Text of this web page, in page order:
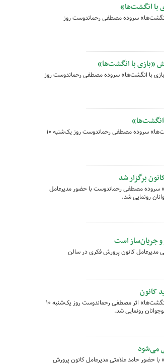
با انگشت‌ها»
سروده مصطفی رحماندوست روز
«بازی با انگشت‌ها»
با انگشت‌ها» سروده مصطفی رحماندوست روز
«دعا» از مجموعه عروسک، شعر، نمایشِ کتاب «بازی با انگشت‌ها» سروده مصطفی رحماندوست روز یک‌شنبه ۱۰
برگزار شد
سروده مصطفی رحماندوست با حضور مدیرعامل
رونمایی شد.
جریان‌ساز است
مدیرعامل کانون پرورش فکری در سالن
کانون
در آیینی از سه مجموعه عروسک‌های انگشتیِ کتابِ «بازی با انگشت‌ها» اثر مصطفی رحماندوست روز یک‌شنبه ۱۰
می‌شود
حضور حامد علامتی مدیرعامل کانون پرورش